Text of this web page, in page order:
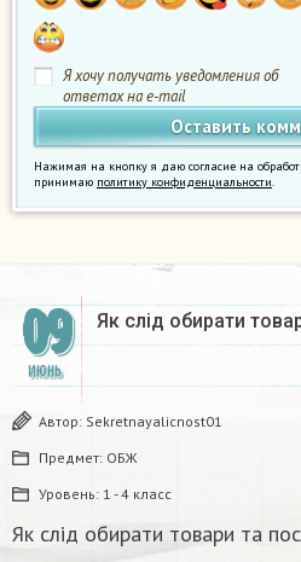
Я хочу получать уведомления об
ответах на e-mail
Нажимая на кнопку я даю согласие на
принимаю политику конфиденциальности.
09
ИЮНЬ
Як слід обирати
Автор: Sekretnayalicnost01
Предмет: ОБЖ
Уровень: 1 - 4 класс
Як слід обирати товари та